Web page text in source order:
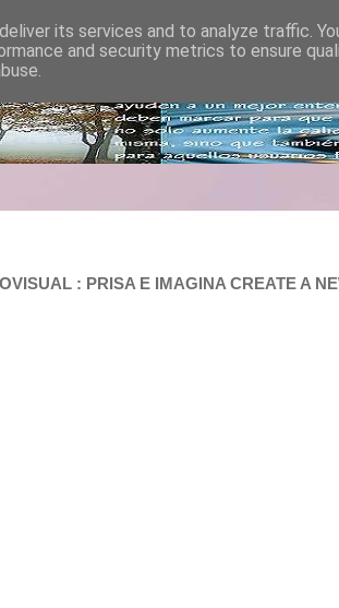
: PRISA E IMAGINA CREATE A
its services and to analyze traffic.
and security metrics to ensure